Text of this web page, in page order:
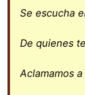
Se escucha
De quienes
Aclamamos